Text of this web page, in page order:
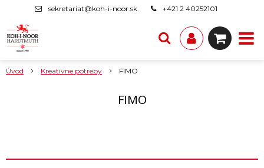
sekretariat@koh-i-noor.sk +421 2 40252101
Úvod Kreatívne potreby FIMO
FIMO